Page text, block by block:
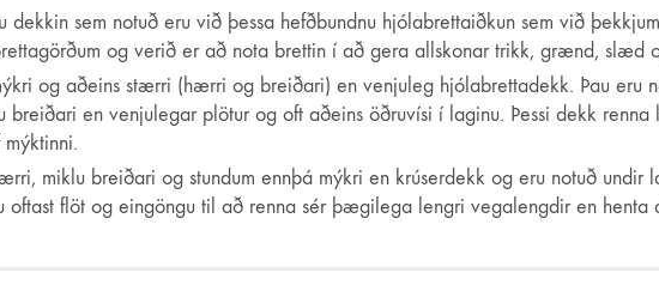
dekkin sem notuð eru við þessa hefðbundnu hjólabrettaiðkun sem við
og verið er að nota brettin í að gera allskonar trikk, grænd, slæd
og aðeins stærri (hærri og breiðari) en venjuleg hjólabrettadekk. Þau eru
breiðari en venjulegar plötur og oft aðeins öðruvísi í laginu. Þessi dekk
miklu breiðari og stundum ennþá mýkri en krúserdekk og eru notuð undir
oftast flöt og eingöngu til að renna sér þægilega lengri vegalengdir en henta